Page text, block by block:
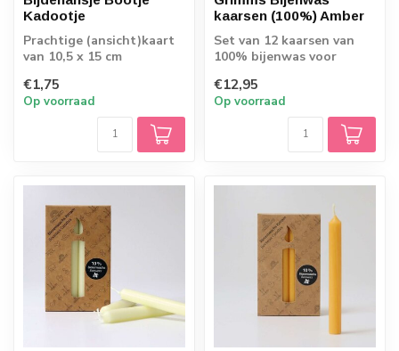
Kadootje
Prachtige (ansicht)kaart
van 10,5 x 15 cm
€1,75
Op voorraad
kaarsen (100%) Amber
Set van 12 kaarsen van
100% bijenwas voor
jaarring of spiraal...
€12,95
Op voorraad